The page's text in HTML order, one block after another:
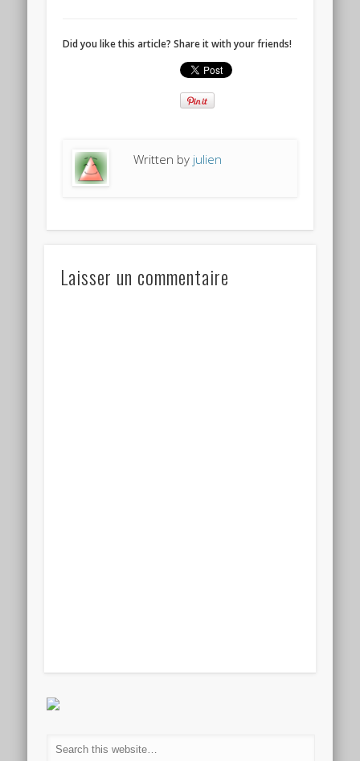
Did you like this article? Share it with your friends!
Written by julien
Laisser un commentaire